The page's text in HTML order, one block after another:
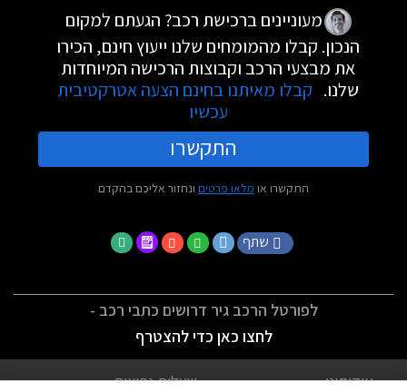
מעוניינים ברכישת רכב? הגעתם למקום
הנכון. קבלו מהמומחים שלנו ייעוץ חינם, הכירו
את מבצעי הרכב וקבוצות הרכישה המיוחדות
שלנו. קבלו מאיתנו בחינם הצעה אטרקטיבית
עכשיו
התקשרו
התקשרו או מלאו פרטים ונחזור אליכם בהקדם
שתף
לפורטל הרכב גיר דרושים כתבי רכב -
לחצו כאן כדי להצטרף
אודותינו שאלות נפוצות